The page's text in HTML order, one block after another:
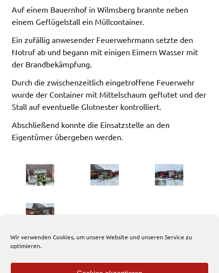
Wir verwenden Cookies, um unsere Website und unseren Service zu
optimieren.
Auf einem Bauernhof in Wilmsberg brannte neben
einem Geflügelstall ein Müllcontainer.
Ein zufällig anwesender Feuerwehrmann setzte den
Notruf ab und begann mit einigen Eimern Wasser mit
der Brandbekämpfung.
Durch die zwischenzeitlich eingetroffene Feuerwehr
wurde der Container mit Mittelschaum geflutet und der
Stall auf eventuelle Glutnester kontrolliert.
Abschließend konnte die Einsatzstelle an den
Eigentümer übergeben werden.
885 total views